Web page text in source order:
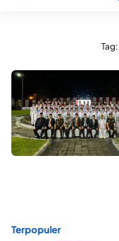
Tag:
Terpopuler